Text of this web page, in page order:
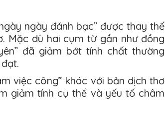
ngày đánh bạc” được thay thế
Mặc dù hai cụm từ gần như đồng
đã giảm bớt tính chất thường
việc công” khác với bản dịch thơ
giảm tính cụ thể và yếu tố châm